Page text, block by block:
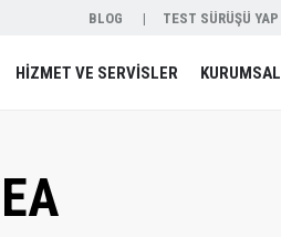
BLOG TEST SÜRÜŞÜ YAP
HİZMET VE SERVİSLER KURUMSAL